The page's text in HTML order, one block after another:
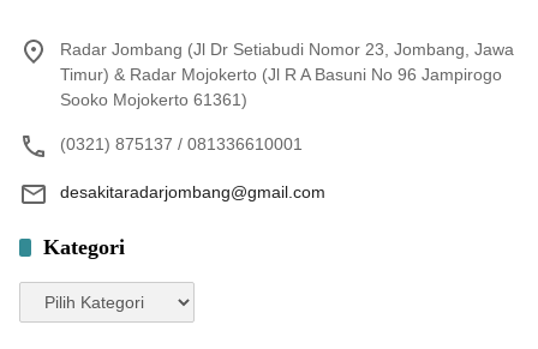
Radar Jombang (Jl Dr Setiabudi Nomor 23, Jombang, Jawa
Timur) & Radar Mojokerto (Jl R A Basuni No 96 Jampirogo
Sooko Mojokerto 61361)
(0321) 875137 / 081336610001
desakitaradarjombang@gmail.com
Kategori
Kategori